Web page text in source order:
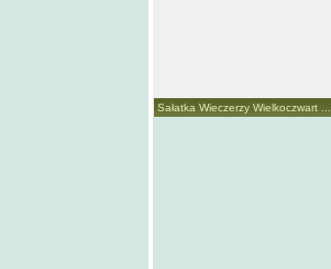
Sałatka Wieczerzy Wielkoczwart ...